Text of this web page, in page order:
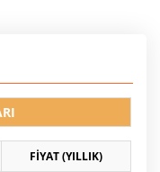
FİYAT (YILLIK)